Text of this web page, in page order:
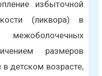
избыточной
(ликвора) в
размеров
детском возрасте,